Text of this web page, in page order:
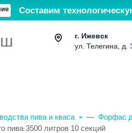
Составим
г. Ижевск
ул. Телегина,
пива и кваса Форфас
пива 3500 литров 10 секций